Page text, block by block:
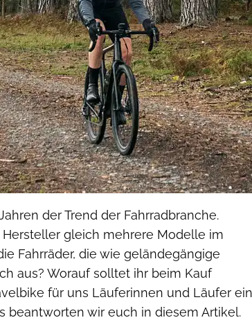
der Trend der Fahrradbranche.
gleich mehrere Modelle im
Fahrräder, die wie geländegängige
aus? Worauf solltet ihr beim Kauf
für uns Läuferinnen und Läufer ein
beantworten wir euch in diesem Artikel.